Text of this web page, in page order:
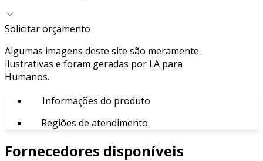
Solicitar orçamento
Algumas imagens deste site são meramente
ilustrativas e foram geradas por I.A para
Humanos.
Informações do produto
Regiões de atendimento
Fornecedores disponíveis